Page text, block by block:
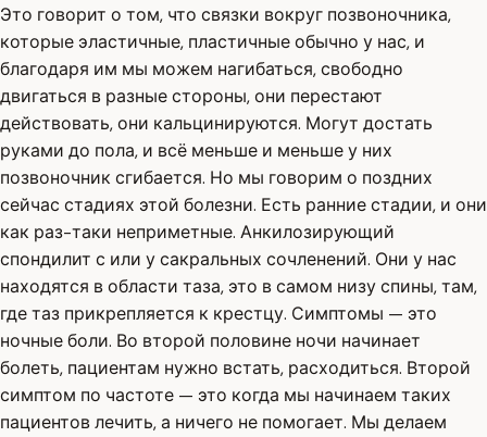
Это говорит о том, что связки вокруг позвоночника,
которые эластичные, пластичные обычно у нас, и
благодаря им мы можем нагибаться, свободно
двигаться в разные стороны, они перестают
действовать, они кальцинируются. Могут достать
руками до пола, и всё меньше и меньше у них
позвоночник сгибается. Но мы говорим о поздних
сейчас стадиях этой болезни. Есть ранние стадии, и они
как раз-таки неприметные. Анкилозирующий
спондилит с или у сакральных сочленений. Они у нас
находятся в области таза, это в самом низу спины, там,
где таз прикрепляется к крестцу. Симптомы — это
ночные боли. Во второй половине ночи начинает
болеть, пациентам нужно встать, расходиться. Второй
симптом по частоте — это когда мы начинаем таких
пациентов лечить, а ничего не помогает. Мы делаем